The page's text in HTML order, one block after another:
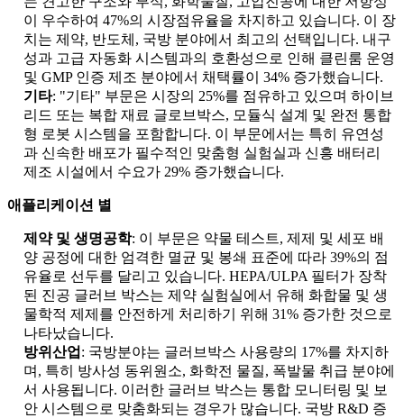
이 우수하여 47%의 시장점유율을 차지하고 있습니다. 이 장
치는 제약, 반도체, 국방 분야에서 최고의 선택입니다. 내구
성과 고급 자동화 시스템과의 호환성으로 인해 클린룸 운영
및 GMP 인증 제조 분야에서 채택률이 34% 증가했습니다.
기타: "기타" 부문은 시장의 25%를 점유하고 있으며 하이브
리드 또는 복합 재료 글로브박스, 모듈식 설계 및 완전 통합
형 로봇 시스템을 포함합니다. 이 부문에서는 특히 유연성
과 신속한 배포가 필수적인 맞춤형 실험실과 신흥 배터리
제조 시설에서 수요가 29% 증가했습니다.
애플리케이션 별
제약 및 생명공학: 이 부문은 약물 테스트, 제제 및 세포 배
양 공정에 대한 엄격한 멸균 및 봉쇄 표준에 따라 39%의 점
유율로 선두를 달리고 있습니다. HEPA/ULPA 필터가 장착
된 진공 글러브 박스는 제약 실험실에서 유해 화합물 및 생
물학적 제제를 안전하게 처리하기 위해 31% 증가한 것으로
나타났습니다.
방위산업 : 국방분야는 글러브박스 사용량의 17%를 차지하
며, 특히 방사성 동위원소, 화학전 물질, 폭발물 취급 분야에
서 사용됩니다. 이러한 글러브 박스는 통합 모니터링 및 보
안 시스템으로 맞춤화되는 경우가 많습니다. 국방 R&D 증